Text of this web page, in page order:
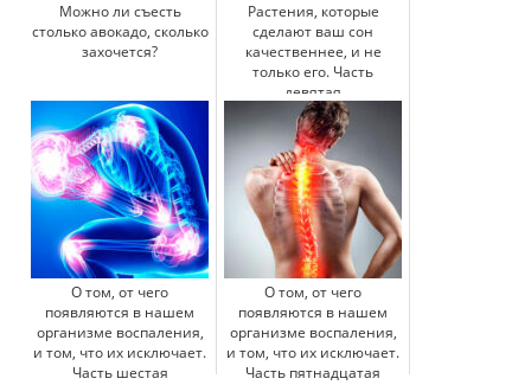
Можно ли съесть
столько авокадо, сколько
захочется?
Растения, которые
сделают ваш сон
качественнее, и не
только его. Часть
девятая
О том, от чего
появляются в нашем
организме воспаления,
и том, что их исключает.
Часть шестая
О том, от чего
появляются в нашем
организме воспаления,
и том, что их исключает.
Часть пятнадцатая